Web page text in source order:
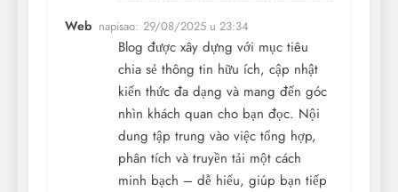
Web napisao: 29/08/2025 u 23:34
Blog được xây dựng với mục tiêu
chia sẻ thông tin hữu ích, cập nhật
kiến thức đa dạng và mang đến góc
nhìn khách quan cho bạn đọc. Nội
dung tập trung vào việc tổng hợp,
phân tích và truyền tải một cách
minh bạch – dễ hiểu, giúp bạn tiếp